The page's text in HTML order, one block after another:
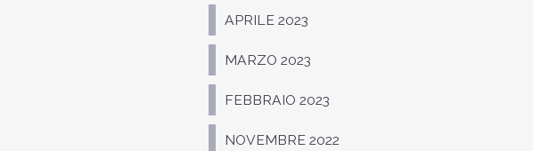
APRILE 2023
MARZO 2023
FEBBRAIO 2023
NOVEMBRE 2022